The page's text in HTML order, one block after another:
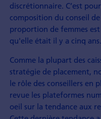
discrétionnaire. C’est
composition du conseil
proportion de femmes
qu'elle était il y a cinq ans.
Comme la plupart des
stratégie de placement,
le rôle des conseillers en
revue les plateformes
oeil sur la tendance aux